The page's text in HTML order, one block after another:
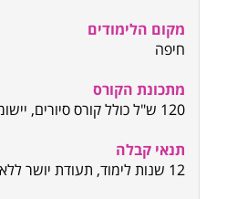
מקום הלימודים
חיפה
מתכונת הקורס
120 ש"ל כולל קורס סיורים, יישומי מחשב, שמונה חודשים במסלול ערב
תנאי קבלה
12 שנות לימוד, תעודת יושר ללא עבר פלילי